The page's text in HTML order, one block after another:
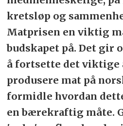
kretsløp og
Matprisen en viktig
budskapet på. Det gir
å fortsette det viktige
produsere mat på
formidle hvordan
en bærekraftig måte.